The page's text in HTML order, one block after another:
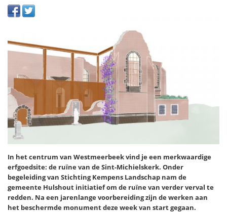
In het centrum van Westmeerbeek vind je een merkwaardige
erfgoedsite: de ruïne van de Sint-Michielskerk. Onder
begeleiding van Stichting Kempens Landschap nam de
gemeente Hulshout initiatief om de ruïne van verder verval te
redden. Na een jarenlange voorbereiding zijn de werken aan
het beschermde monument deze week van start gegaan.